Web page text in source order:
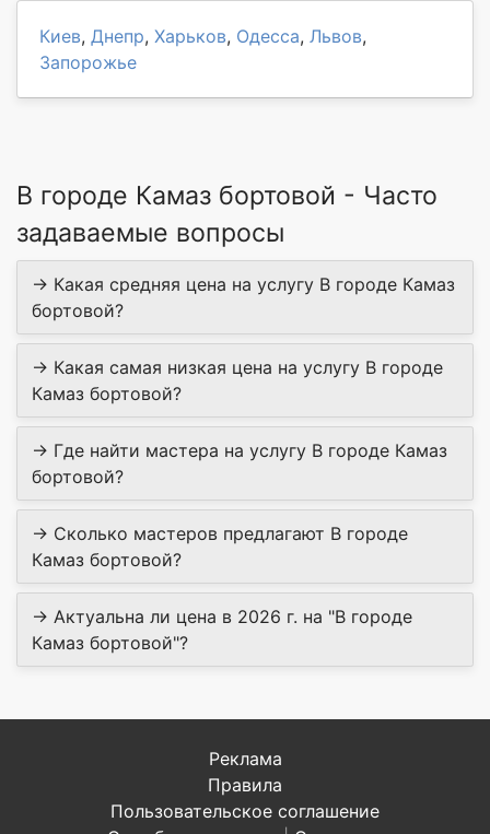
Киев, Днепр, Харьков, Одесса, Львов,
Запорожье
В городе Камаз бортовой - Часто
задаваемые вопросы
→ Какая средняя цена на услугу В городе Камаз
бортовой?
→ Какая самая низкая цена на услугу В городе
Камаз бортовой?
→ Где найти мастера на услугу В городе Камаз
бортовой?
→ Сколько мастеров предлагают В городе
Камаз бортовой?
→ Актуальна ли цена в 2026 г. на "В городе
Камаз бортовой"?
Реклама
Правила
Пользовательское соглашение